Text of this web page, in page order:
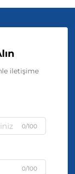
iletişime
0/100
0/100